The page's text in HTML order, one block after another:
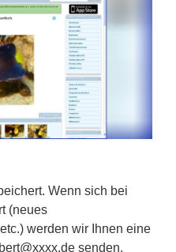
Wenn sich bei
(neues
werden wir Ihnen eine
senden.